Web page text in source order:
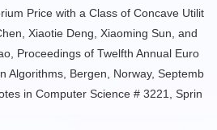
Price with a Class of Concave Utilit
Xiaotie Deng, Xiaoming Sun, and
Proceedings of Twelfth Annual Euro
Algorithms, Bergen, Norway, Septemb
in Computer Science # 3221, Sprin